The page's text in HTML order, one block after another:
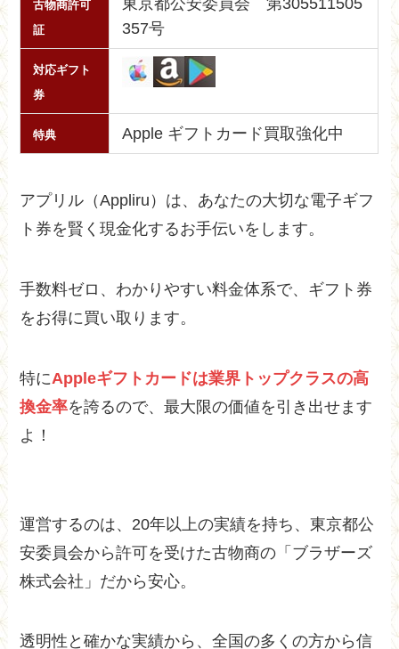
古物商許可
証
東京都公安委員会 第305511505
357号
対応ギフト
券
特典 Apple ギフトカード買取強化中
アプリル（Appliru）は、あなたの大切な電子ギフ
ト券を賢く現金化するお手伝いをします。
手数料ゼロ、わかりやすい料金体系で、ギフト券
をお得に買い取ります。
特にAppleギフトカードは業界トップクラスの高
換金率を誇るので、最大限の価値を引き出せます
よ！
運営するのは、20年以上の実績を持ち、東京都公
安委員会から許可を受けた古物商の「ブラザーズ
株式会社」だから安心。
透明性と確かな実績から、全国の多くの方から信